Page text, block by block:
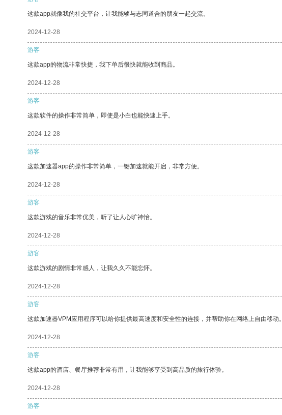
这款app就像我的社交平台，让我能够与志同道合的朋友一起交流。
2024-12-28
游客
这款app的物流非常快捷，我下单后很快就能收到商品。
2024-12-28
游客
这款软件的操作非常简单，即使是小白也能快速上手。
2024-12-28
游客
这款加速器app的操作非常简单，一键加速就能开启，非常方便。
2024-12-28
游客
这款游戏的音乐非常优美，听了让人心旷神怡。
2024-12-28
游客
这款游戏的剧情非常感人，让我久久不能忘怀。
2024-12-28
游客
这款加速器VPM应用程序可以给你提供最高速度和安全性的连接，并帮助你在网络上自由移动。
2024-12-28
游客
这款app的酒店、餐厅推荐非常有用，让我能够享受到高品质的旅行体验。
2024-12-28
游客